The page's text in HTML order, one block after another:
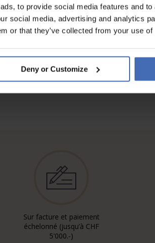
to provide social media features and
social media, advertising and analytics
or that they’ve collected from your use
Deny or Customize
Sur facture et paiement
échelonné (jusqu’à CHF
5'000.-)